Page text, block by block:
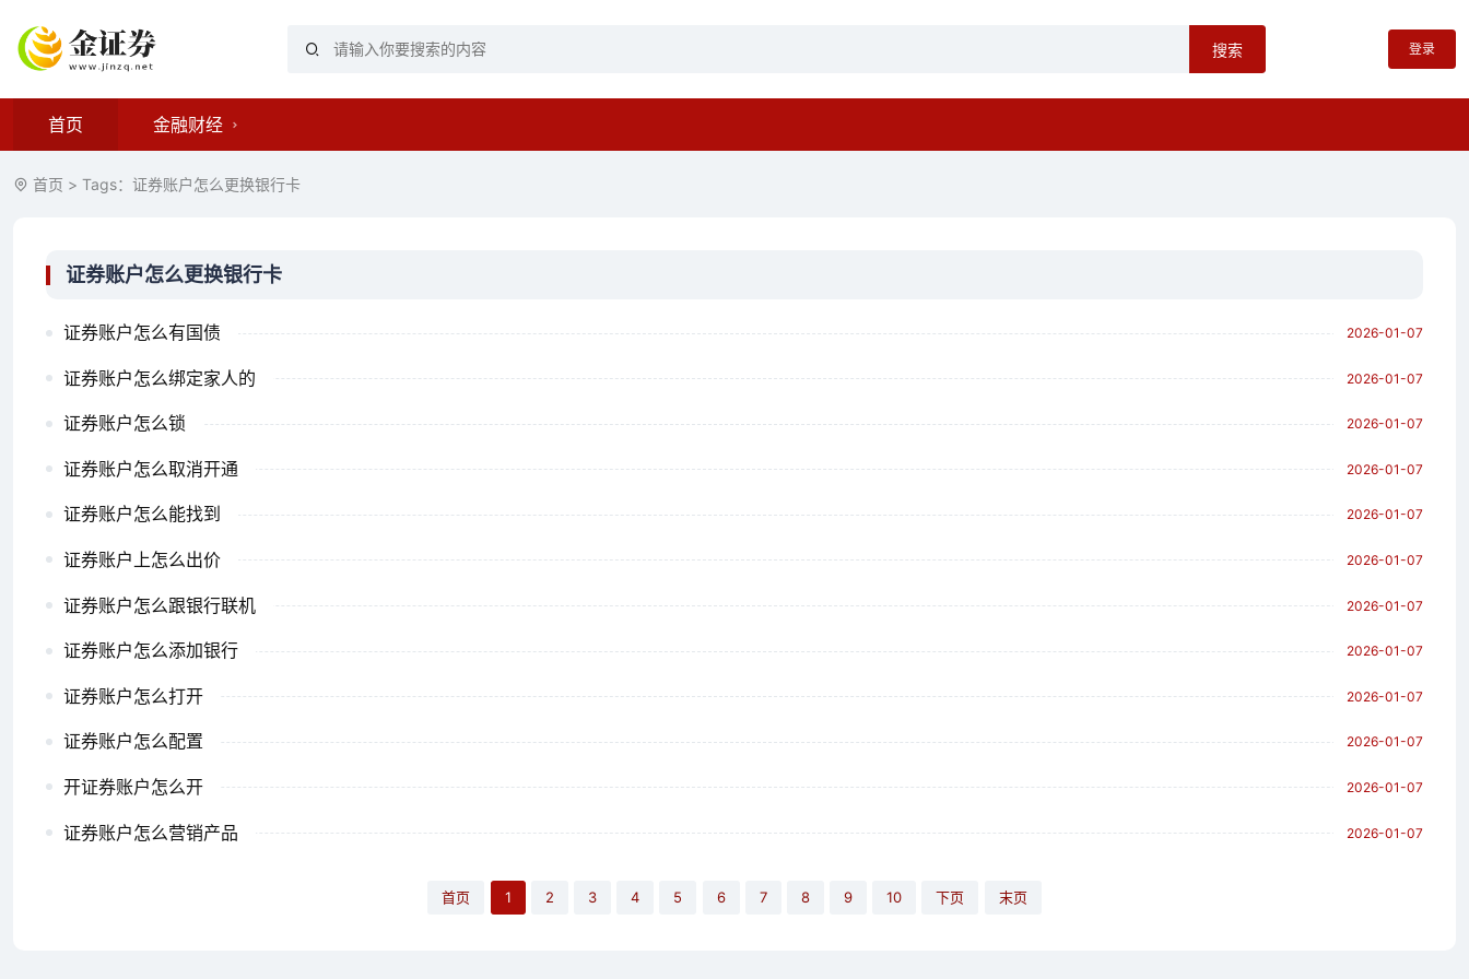
搜索 登录
首页 金融财经
首页 > Tags：证券账户怎么更换银行卡
证券账户怎么更换银行卡
证券账户怎么有国债 2026-01-07
证券账户怎么绑定家人的 2026-01-07
证券账户怎么锁 2026-01-07
证券账户怎么取消开通 2026-01-07
证券账户怎么能找到 2026-01-07
证券账户上怎么出价 2026-01-07
证券账户怎么跟银行联机 2026-01-07
证券账户怎么添加银行 2026-01-07
证券账户怎么打开 2026-01-07
证券账户怎么配置 2026-01-07
开证券账户怎么开 2026-01-07
证券账户怎么营销产品 2026-01-07
首页 1 2 3 4 5 6 7 8 9 10 下页 末页